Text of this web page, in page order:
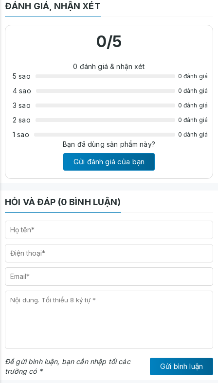
ĐÁNH GIÁ, NHẬN XÉT
0/5
0 đánh giá & nhận xét
5 sao
0 đánh giá
4 sao 0 đánh giá
3 sao 0 đánh giá
2 sao 0 đánh giá
1 sao 0 đánh giá
Bạn đã dùng sản phẩm này?
Gửi đánh giá của bạn
HỎI VÀ ĐÁP (0 BÌNH LUẬN)
Để gửi bình luận, bạn cần nhập tối các
trường có *
Gửi bình luận